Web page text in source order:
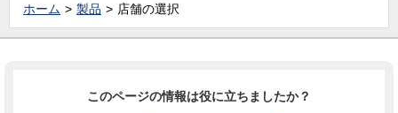
ホーム 製品 店舗の選択
このページの情報は役に立ちましたか？